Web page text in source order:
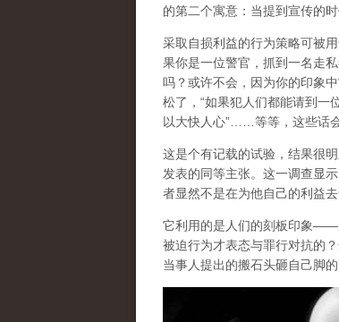
的第二个寓意： 当提到宣传的
采取自损利益的行为策略可被
果你是一位警官，抓到一名走
吗？或许不会，因为你的印象
松了，“如果犯人们都能请到一
以大快人心”……等等，这些话
这是个有记载的试验，结果很
发表的同等主张。这一调查显
者显然不是在为他自己的利益
它利用的是人们的刻板印象——
被迫行为才表态与罪行对抗的
当事人提出的搬石头砸自己脚